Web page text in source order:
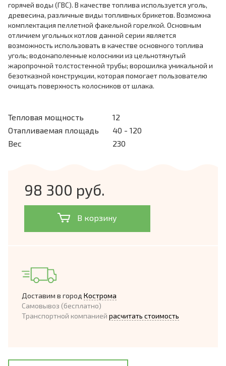
горячей воды (ГВС). В качестве топлива используется уголь,
древесина, различные виды топливных брикетов. Возможна
комплектация пеллетной факельной горелкой. Основным
отличием угольных котлов данной серии является
возможность использовать в качестве основного топлива
уголь; водонаполенные колосники из цельнотянутый
жаропрочной толстостенной трубы; ворошилка уникальной и
безотказной конструкции, которая помогает пользователю
очищать поверхность колосников от шлака.
Тепловая мощность
12
Отапливаемая площадь
40 - 120
Вес
230
98 300 руб.
В корзину
Доставим в город Кострома
Самовывоз (бесплатно)
Транспортной компанией расчитать стоимость